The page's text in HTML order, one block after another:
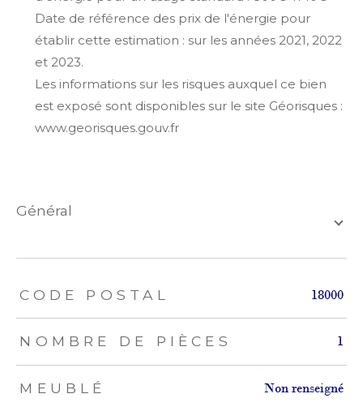
Date de référence des prix de l'énergie pour
établir cette estimation : sur les années 2021, 2022
et 2023.
Les informations sur les risques auxquel ce bien
est exposé sont disponibles sur le site Géorisques :
www.georisques.gouv.fr
général
TRAD_ZEPHYR_Caracteristique TRAD_ZEPHYR_Valeurs
CODE POSTAL 18000
NOMBRE DE PIÈCES 1
MEUBLÉ Non renseigné